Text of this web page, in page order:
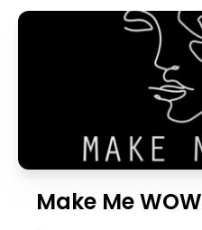
Make Me WOW